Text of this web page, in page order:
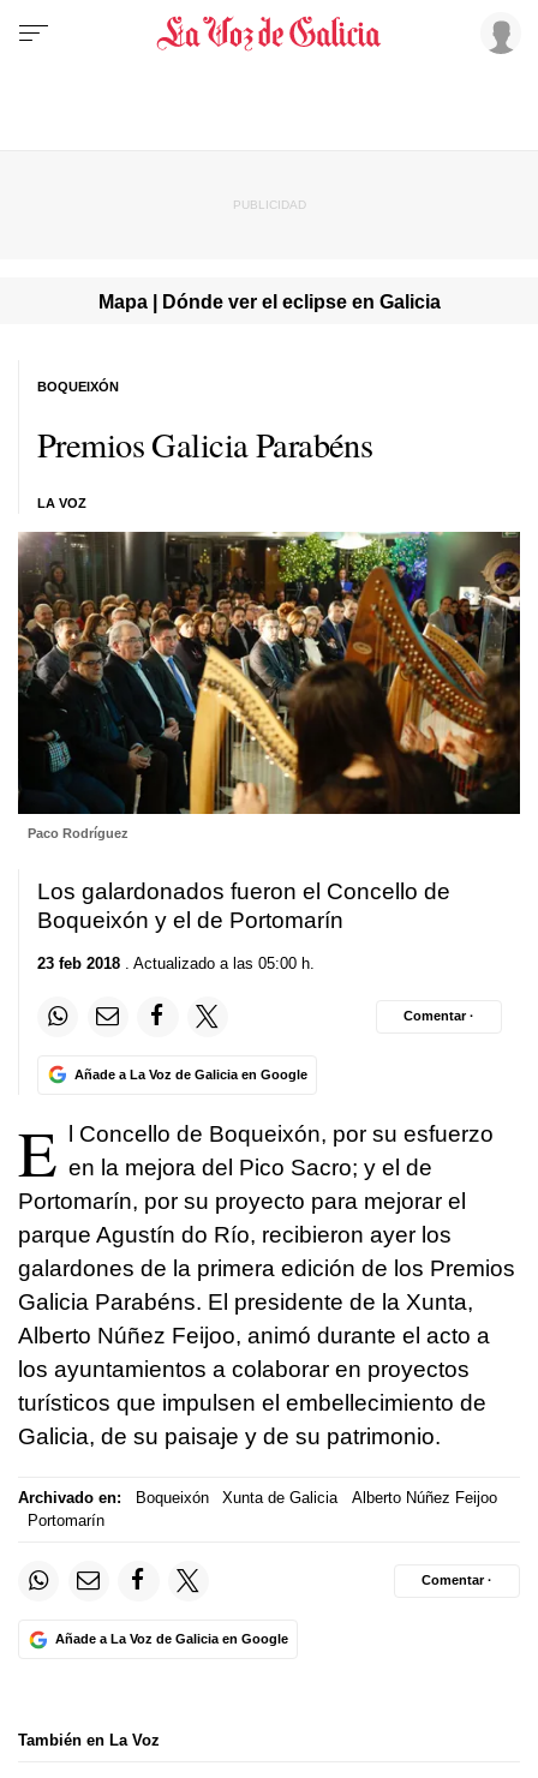
Mapa | Dónde ver el eclipse en Galicia
Premios Galicia Parabéns
LA VOZ
BOQUEIXÓN
Paco Rodríguez
Los galardonados fueron el Concello de
Boqueixón y el de Portomarín
23 feb 2018 . Actualizado a las 05:00 h.
Añade a La Voz de Galicia en Google
Comentar ·
E l Concello de Boqueixón, por su esfuerzo
en la mejora del Pico Sacro; y el de
Portomarín, por su proyecto para mejorar el
parque Agustín do Río, recibieron ayer los
galardones de la primera edición de los Premios
Galicia Parabéns. El presidente de la Xunta,
Alberto Núñez Feijoo, animó durante el acto a
los ayuntamientos a colaborar en proyectos
turísticos que impulsen el embellecimiento de
Galicia, de su paisaje y de su patrimonio.
Archivado en: Boqueixón Xunta de Galicia
Alberto Núñez Feijoo
Portomarín
Añade a La Voz de Galicia en Google
Comentar ·
También en La Voz